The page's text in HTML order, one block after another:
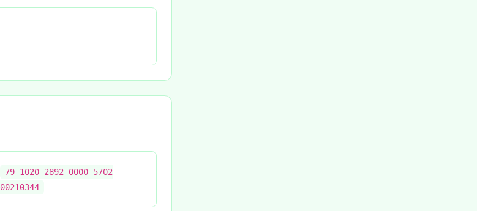
79 1020 2892 0000 5702
00210344